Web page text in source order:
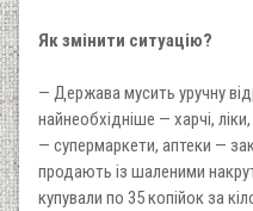
Як змінити ситуацію?
— Держава мусить уручну
найнеобхідніше — харчі,
— супермаркети, аптеки —
продають із шаленими
купували по 35 копійок за